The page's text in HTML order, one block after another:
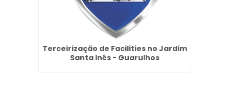
Terceirização de Facilities no Jardim
Santa Inês - Guarulhos